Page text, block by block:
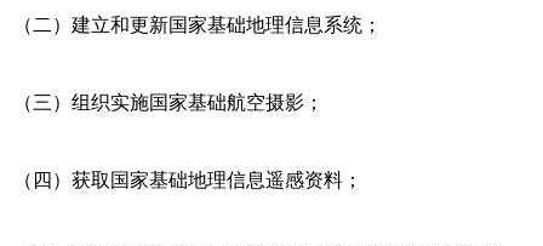
（二）建立和更新国家基础地理信息系统；
（三）组织实施国家基础航空摄影；
（四）获取国家基础地理信息遥感资料；